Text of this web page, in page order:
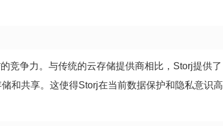
竞争力。与传统的云存储提供商相比，Storj提供了
和共享。这使得Storj在当前数据保护和隐私意识高